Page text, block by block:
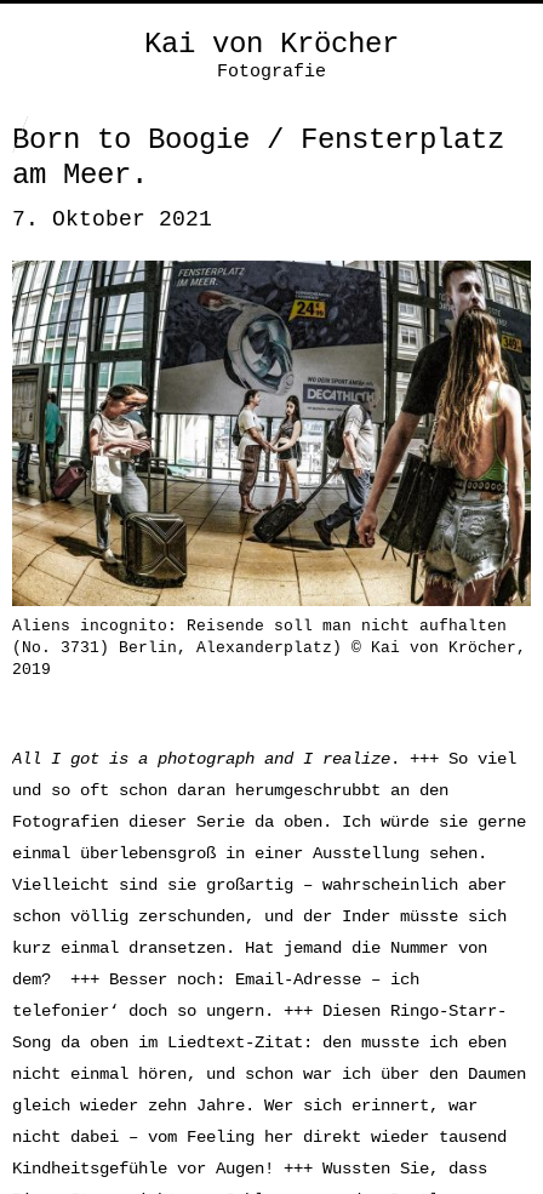
Kai von Kröcher
Fotografie
Born to Boogie / Fensterplatz
am Meer.
7. Oktober 2021
Aliens incognito: Reisende soll man nicht aufhalten
(No. 3731) Berlin, Alexanderplatz) © Kai von Kröcher,
2019
All I got is a photograph and I realize. +++ So viel
und so oft schon daran herumgeschrubbt an den
Fotografien dieser Serie da oben. Ich würde sie gerne
einmal überlebensgroß in einer Ausstellung sehen.
Vielleicht sind sie großartig – wahrscheinlich aber
schon völlig zerschunden, und der Inder müsste sich
kurz einmal dransetzen. Hat jemand die Nummer von
dem? +++ Besser noch: Email-Adresse – ich
telefonier‘ doch so ungern. +++ Diesen Ringo-Starr-
Song da oben im Liedtext-Zitat: den musste ich eben
nicht einmal hören, und schon war ich über den Daumen
gleich wieder zehn Jahre. Wer sich erinnert, war
nicht dabei – vom Feeling her direkt wieder tausend
Kindheitsgefühle vor Augen! +++ Wussten Sie, dass